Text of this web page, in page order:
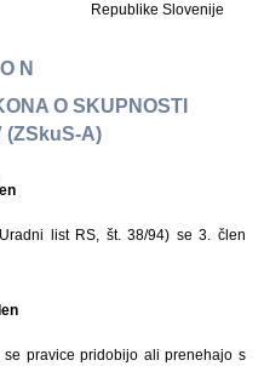
Republike Slovenije
N
O SKUPNOSTI
(ZSkuS-A)
list RS, št. 38/94) se 3. člen
pravice pridobijo ali prenehajo s